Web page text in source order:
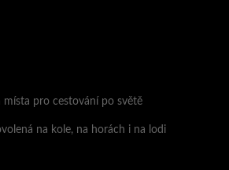
místa pro cestování po světě
na kole, na horách i na lodi